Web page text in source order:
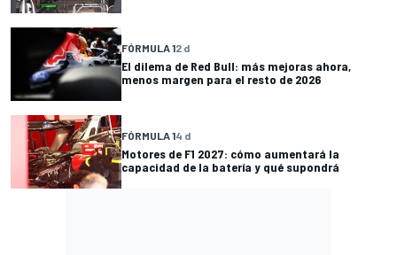
FÓRMULA 12 d
El dilema de Red Bull: más mejoras ahora,
menos margen para el resto de 2026
FÓRMULA 14 d
Motores de F1 2027: cómo aumentará la
capacidad de la batería y qué supondrá